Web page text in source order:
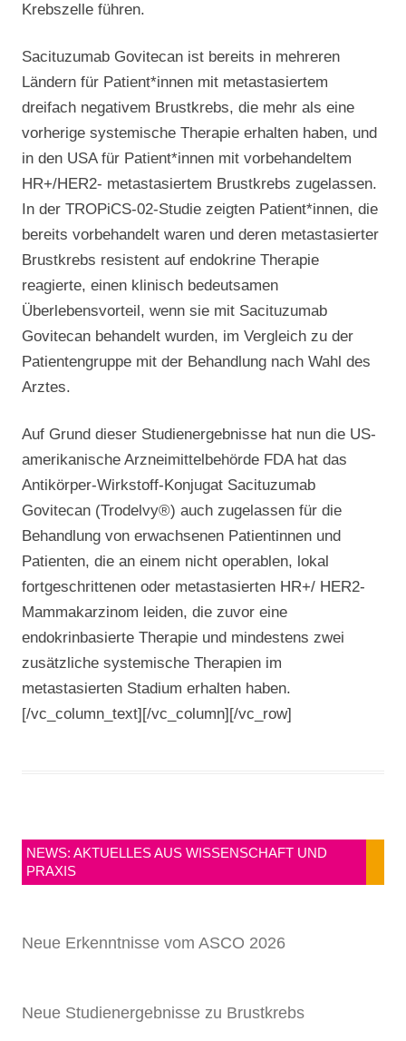
Krebszelle führen.
Sacituzumab Govitecan ist bereits in mehreren
Ländern für Patient*innen mit metastasiertem
dreifach negativem Brustkrebs, die mehr als eine
vorherige systemische Therapie erhalten haben, und
in den USA für Patient*innen mit vorbehandeltem
HR+/HER2- metastasiertem Brustkrebs zugelassen.
In der TROPiCS-02-Studie zeigten Patient*innen, die
bereits vorbehandelt waren und deren metastasierter
Brustkrebs resistent auf endokrine Therapie
reagierte, einen klinisch bedeutsamen
Überlebensvorteil, wenn sie mit Sacituzumab
Govitecan behandelt wurden, im Vergleich zu der
Patientengruppe mit der Behandlung nach Wahl des
Arztes.
Auf Grund dieser Studienergebnisse hat nun die US-
amerikanische Arzneimittelbehörde FDA hat das
Antikörper-Wirkstoff-Konjugat Sacituzumab
Govitecan (Trodelvy®) auch zugelassen für die
Behandlung von erwachsenen Patientinnen und
Patienten, die an einem nicht operablen, lokal
fortgeschrittenen oder metastasierten HR+/ HER2-
Mammakarzinom leiden, die zuvor eine
endokrinbasierte Therapie und mindestens zwei
zusätzliche systemische Therapien im
metastasierten Stadium erhalten haben.
[/vc_column_text][/vc_column][/vc_row]
NEWS: AKTUELLES AUS WISSENSCHAFT UND
PRAXIS
Neue Erkenntnisse vom ASCO 2026
Neue Studienergebnisse zu Brustkrebs